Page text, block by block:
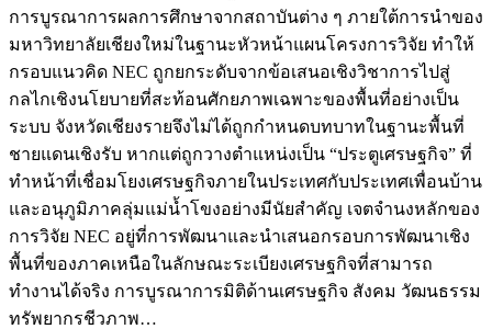
การบูรณาการผลการศึกษาจากสถาบันต่าง ๆ ภายใต้การนำของ
มหาวิทยาลัยเชียงใหม่ในฐานะหัวหน้าแผนโครงการวิจัย ทำให้
กรอบแนวคิด NEC ถูกยกระดับจากข้อเสนอเชิงวิชาการไปสู่
กลไกเชิงนโยบายที่สะท้อนศักยภาพเฉพาะของพื้นที่อย่างเป็น
ระบบ จังหวัดเชียงรายจึงไม่ได้ถูกกำหนดบทบาทในฐานะพื้นที่
ชายแดนเชิงรับ หากแต่ถูกวางตำแหน่งเป็น “ประตูเศรษฐกิจ” ที่
ทำหน้าที่เชื่อมโยงเศรษฐกิจภายในประเทศกับประเทศเพื่อนบ้าน
และอนุภูมิภาคลุ่มแม่น้ำโขงอย่างมีนัยสำคัญ เจตจำนงหลักของ
การวิจัย NEC อยู่ที่การพัฒนาและนำเสนอกรอบการพัฒนาเชิง
พื้นที่ของภาคเหนือในลักษณะระเบียงเศรษฐกิจที่สามารถ
ทำงานได้จริง การบูรณาการมิติด้านเศรษฐกิจ สังคม วัฒนธรรม
ทรัพยากรชีวภาพ…